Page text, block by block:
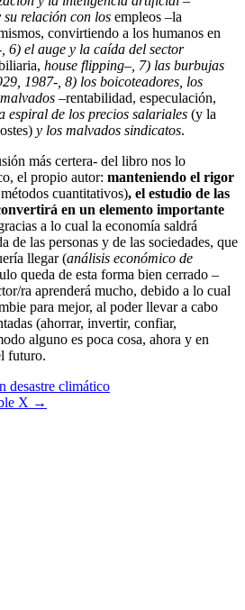
su relación con los empleos –la
convirtiendo a los humanos en
6) el auge y la caída del sector
house flipping– , 7) las burbujas
1987-, 8) los boicoteadores, los
–rentabilidad, especulación,
espiral de los precios salariales (y la
y los malvados sindicatos.
más certera- del libro nos lo
el propio autor: manteniendo el rigor
cuantitativos), el estudio de las
en un elemento importante
a lo cual la economía saldrá
de las personas y de las sociedades, que
llegar (análisis económico de
queda de esta forma bien cerrado –
ra aprenderá mucho, debido a lo cual
para mejor, al poder llevar a cabo
(ahorrar, invertir, confiar,
alguno es poca cosa, ahora y en
futuro.
desastre climático
X →